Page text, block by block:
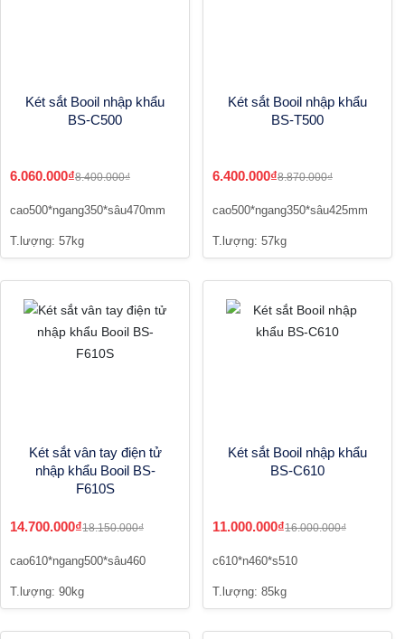
Két sắt Booil nhập khẩu
BS-C500
6.060.000₫8.400.000₫
cao500*ngang350*sâu470mm
T.lượng: 57kg
Két sắt Booil nhập khẩu
BS-T500
6.400.000₫8.870.000₫
cao500*ngang350*sâu425mm
T.lượng: 57kg
Két sắt vân tay điện tử
nhập khẩu Booil BS-
F610S
14.700.000₫18.150.000₫
cao610*ngang500*sâu460
T.lượng: 90kg
Két sắt Booil nhập khẩu
BS-C610
11.000.000₫16.000.000₫
c610*n460*s510
T.lượng: 85kg